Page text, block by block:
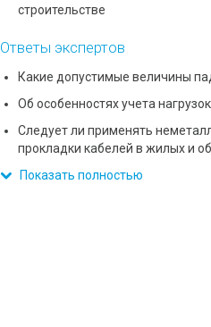
строительстве
Ответы экспертов
Какие допустимые величины
Об особенностях учета
Следует ли применять
прокладки кабелей в жилых и
Показать полностью